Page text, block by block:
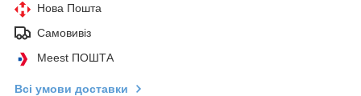
Нова Пошта
Самовивіз
Meest ПОШТА
Всі умови доставки